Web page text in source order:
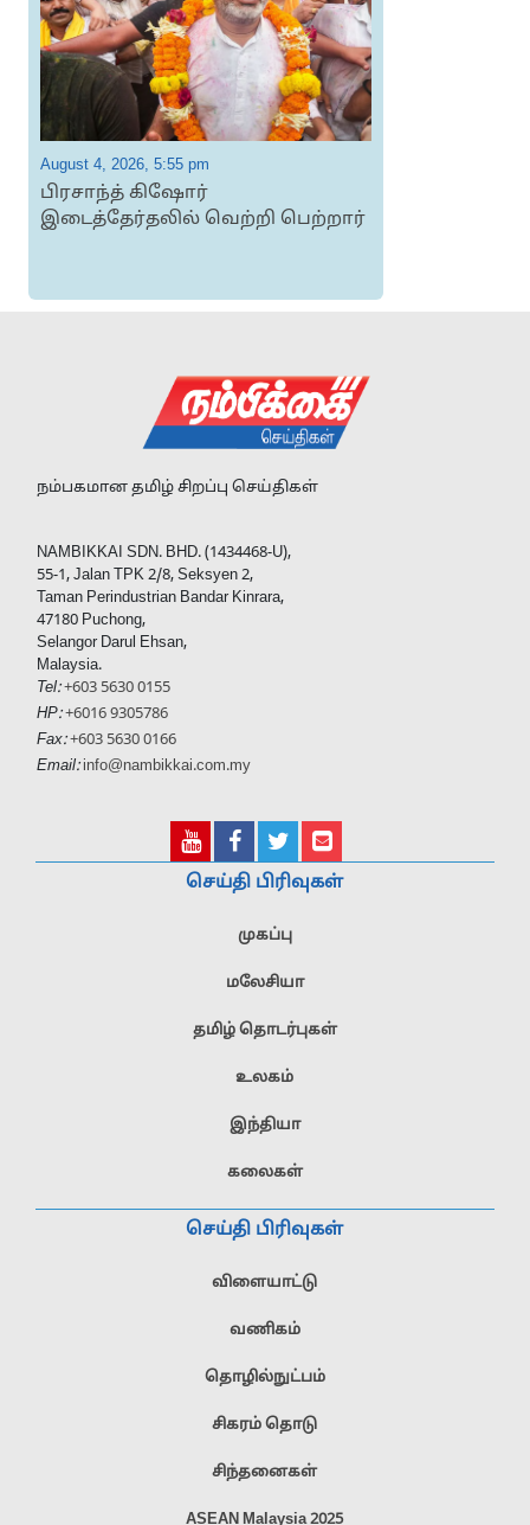
August 4, 2026, 5:55 pm
பிரசாந்த் கிஷோர்
இடைத்தேர்தலில் வெற்றி பெற்றார்
நம்பகமான தமிழ் சிறப்பு செய்திகள்
NAMBIKKAI SDN. BHD. (1434468-U),
55-1, Jalan TPK 2/8, Seksyen 2,
Taman Perindustrian Bandar Kinrara,
47180 Puchong,
Selangor Darul Ehsan,
Malaysia.
Tel:+603 5630 0155
HP:+6016 9305786
Fax: +603 5630 0166
Email: info@nambikkai.com.my
செய்தி பிரிவுகள்
முகப்பு
மலேசியா
தமிழ் தொடர்புகள்
உலகம்
இந்தியா
கலைகள்
செய்தி பிரிவுகள்
விளையாட்டு
வணிகம்
தொழில்நுட்பம்
சிகரம் தொடு
சிந்தனைகள்
ASEAN Malaysia 2025